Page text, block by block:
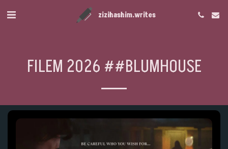
zizihashim.writes
FILEM 2026 ##BLUMHOUSE